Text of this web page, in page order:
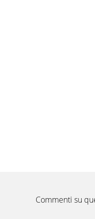
Commenti su